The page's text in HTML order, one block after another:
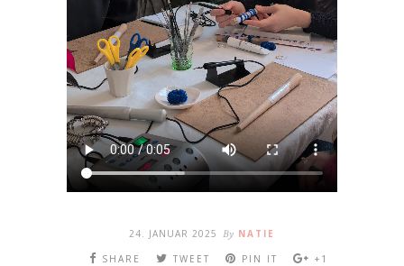
24. JANUAR 2025 By NATIE
SHARE
TWEET PIN IT +1